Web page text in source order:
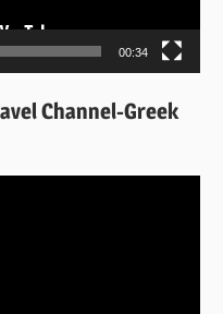
00:34
Channel-Greek